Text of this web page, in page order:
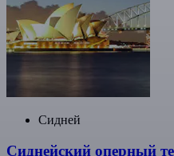
Сидней
Сиднейский оперный